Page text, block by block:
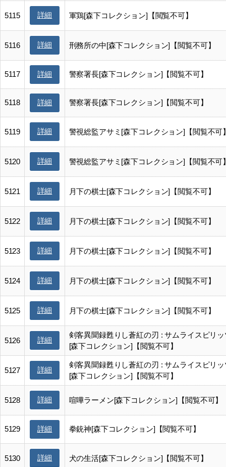
5115 詳細 軍鶏[森下コレクション]【閲覧不可】
5116 詳細 刑務所の中[森下コレクション]【閲覧不可】
5117 詳細 警察署長[森下コレクション]【閲覧不可】
5118 詳細 警察署長[森下コレクション]【閲覧不可】
5119 詳細 警視総監アサミ[森下コレクション]【閲覧不可
5120 詳細 警視総監アサミ[森下コレクション]【閲覧不可
5121 詳細 月下の棋士[森下コレクション]【閲覧不可】
5122 詳細 月下の棋士[森下コレクション]【閲覧不可】
5123 詳細 月下の棋士[森下コレクション]【閲覧不可】
5124 詳細 月下の棋士[森下コレクション]【閲覧不可】
5125 詳細 月下の棋士[森下コレクション]【閲覧不可】
5126 詳細
剣客異聞録甦りし蒼紅の刃 : サムライスピリ
[森下コレクション]【閲覧不可】
5127 詳細
剣客異聞録甦りし蒼紅の刃 : サムライスピリ
[森下コレクション]【閲覧不可】
5128 詳細 喧嘩ラーメン[森下コレクション]【閲覧不可】
5129 詳細 拳銃神[森下コレクション]【閲覧不可】
5130 詳細 犬の生活[森下コレクション]【閲覧不可】